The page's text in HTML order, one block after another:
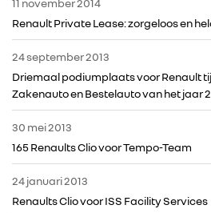
ALLIANCE
FOTO’S & VIDEO’S
IN DE MEDIA
CONTACT
11 november 2014
Renault Private Lease: zorgeloos en
24 september 2013
Driemaal podiumplaats voor Renault
Zakenauto en Bestelauto van het jaar
30 mei 2013
165 Renaults Clio voor Tempo-Team
24 januari 2013
Renaults Clio voor ISS Facility Services